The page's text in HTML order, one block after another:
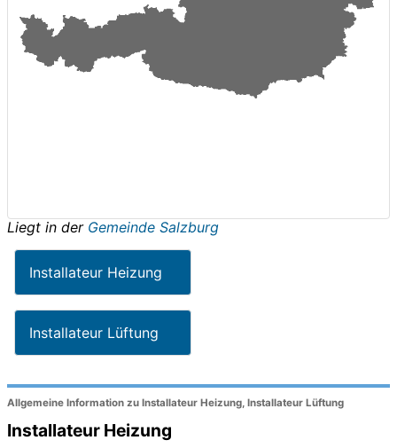
Liegt in der Gemeinde Salzburg
Installateur Heizung
Installateur Lüftung
Allgemeine Information zu Installateur Heizung, Installateur Lüftung
Installateur Heizung